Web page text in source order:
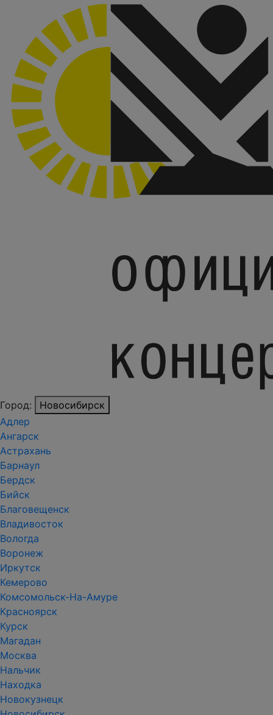
Город:
Новосибирск
Адлер
Ангарск
Астрахань
Барнаул
Бердск
Бийск
Благовещенск
Владивосток
Вологда
Воронеж
Иркутск
Кемерово
Комсомольск-На-Амуре
Красноярск
Курск
Магадан
Москва
Нальчик
Находка
Новокузнецк